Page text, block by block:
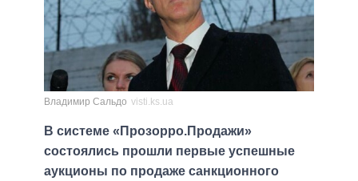
Владимир Сальдо visti.ks.ua
В системе «Прозорро.Продажи»
состоялись прошли первые успешные
аукционы по продаже санкционного